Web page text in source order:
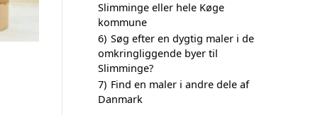
Slimminge eller hele Køge
kommune
6) Søg efter en dygtig maler i de
omkringliggende byer til
Slimminge?
7) Find en maler i andre dele af
Danmark